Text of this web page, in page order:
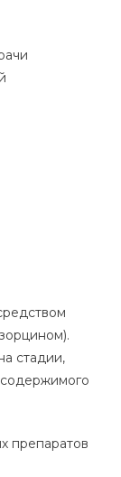
стадии,
препаратов